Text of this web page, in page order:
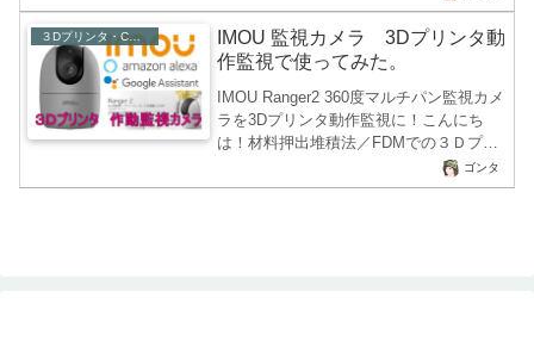
うされているのでしょうか？私は半年前
にはなんにもせずに通常大気保管してま
したが、ここ最近フィラメントの強度が
で成形した造形物もなんだか光沢のな
い、ちょっと糸引きがあり肌荒れ模様の
ため管理方法を考えるようになりまし
た。3Dプリンタのフィラメントは材料が
PLA・PLA+やTPU、ABSにPETGなど
３Dプリンタ・CNC・レーザー
IMOU 監視カメラ 3Dプリンタ動
作監視で使ってみた。
IMOU Ranger2 360度マルチパン監視カメ
ラを3Dプリンタ動作監視に！こんにち
は！材料押出堆積法／FDMでの３Ｄプリ
ンタが一般の方でもホビー用途で使用さ
れる方も多くなってきました。ちょっと
ゴンタ